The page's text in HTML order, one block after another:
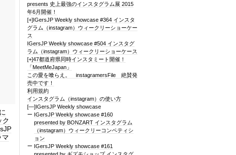
ク
マ
presents 史上最強のインスタグラム展 2015
年6月開催！
[+]IGersJP Weekly showcase #364 インスタ
グラム（instagram）ウィークリーショーケー
ス
IGersJP Weekly showcase #504 インスタグ
ラム（instagram）ウィークリーショーケース
[+]47都道府県同時インスタミート開催！
「MeetMeJapan」
この愛を喰らえ。 instagramersFile 絶賛発
売中です！
利用規約
インスタグラム（instagram）の使い方
[—]IGersJP Weekly showcase
IGersJP Weekly showcase #160
presented by BONZART インスタグラム
（instagram）ウィークリーコンペティシ
ョン
IGersJP Weekly showcase #161